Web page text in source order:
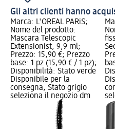
Gli altri clienti hanno
Marca: L'ORÉAL PARiS;
Nome del prodotto:
Mascara Telescopic
Extensionist, 9,9 ml;
Prezzo: 15,90 €; Prezzo
base: 1 pz (15,90 € / 1 pz);
Disponibilità: Stato verde
Disponibile per la
consegna, Stato grigio
seleziona il negozio dm